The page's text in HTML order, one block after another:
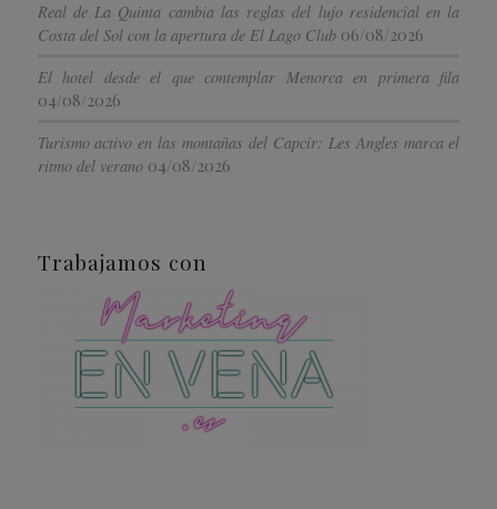
Real de La Quinta cambia las reglas del lujo residencial en la
Costa del Sol con la apertura de El Lago Club 06/08/2026
El hotel desde el que contemplar Menorca en primera fila
04/08/2026
Turismo activo en las montañas del Capcir: Les Angles marca el
ritmo del verano 04/08/2026
Trabajamos con